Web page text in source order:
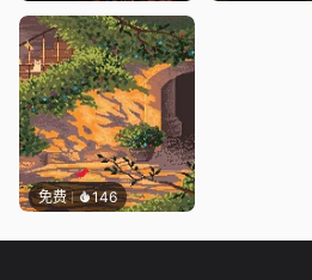
免费 146